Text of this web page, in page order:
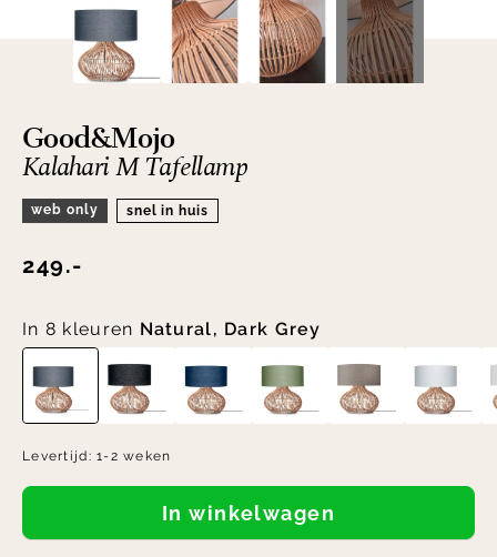
Good&Mojo
Kalahari M Tafellamp
web only snel in huis
249.-
In 8 kleuren Natural, Dark Grey
Levertijd:1-2 weken
In winkelwagen